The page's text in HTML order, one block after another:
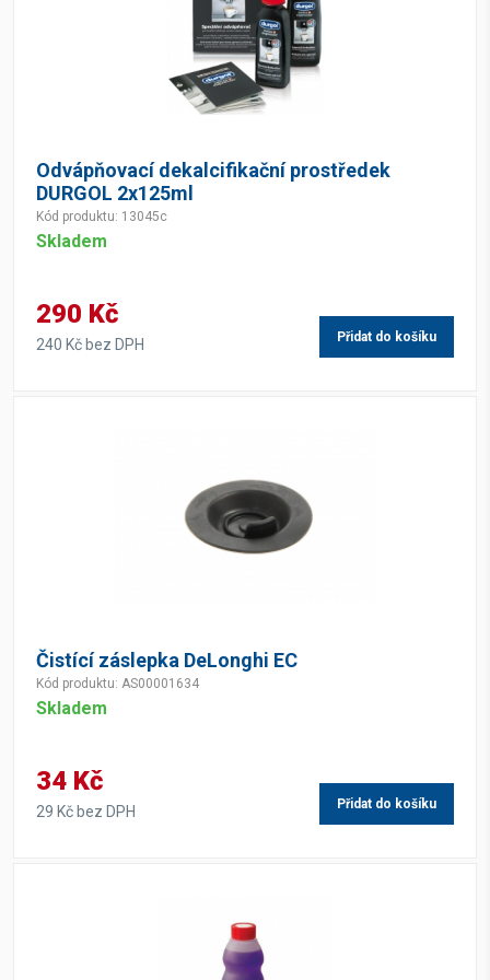
Odvápňovací dekalcifikační prostředek
DURGOL 2x125ml
Kód produktu: 13045c
Skladem
290 Kč
240 Kč bez DPH Přidat do košíku
Čistící záslepka DeLonghi EC
Kód produktu: AS00001634
Skladem
34 Kč
29 Kč bez DPH Přidat do košíku